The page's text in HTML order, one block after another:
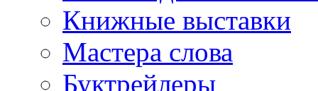
Книжные выставки
Мастера слова
Буктрейлеры